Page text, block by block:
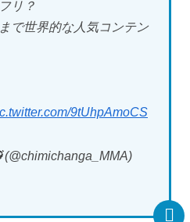
リ？
で世界的な人気コンテン
9tUhpAmoCS